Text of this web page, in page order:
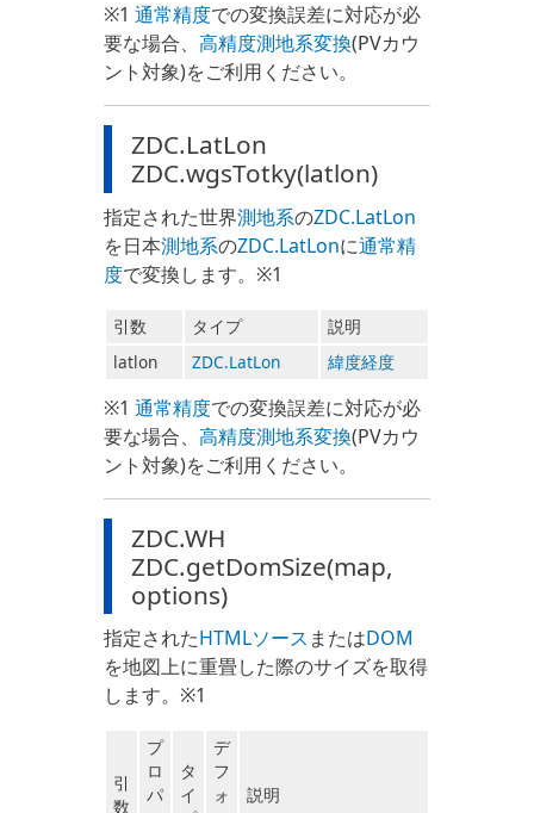
※1 通常精度での変換誤差に対応が必
要な場合、 高精度測地系変換(PVカウ
ント対象)をご利用ください。
ZDC.LatLon
ZDC.wgsTotky(latlon)
指定された世界測地系のZDC.LatLon
を日本測地系のZDC.LatLonに通常精
度で変換します。※1
引数 タイプ
説明
latlon
ZDC.LatLon 緯度経度
※1 通常精度での変換誤差に対応が必
要な場合、 高精度測地系変換(PVカウ
ント対象)をご利用ください。
ZDC.WH
ZDC.getDomSize(map,
options)
指定されたHTMLソース またはDOM
を地図上に重畳した際のサイズを取得
します。※1
引
数
プ
ロ
パ
タ
イ
デ
フ
ォ
説明